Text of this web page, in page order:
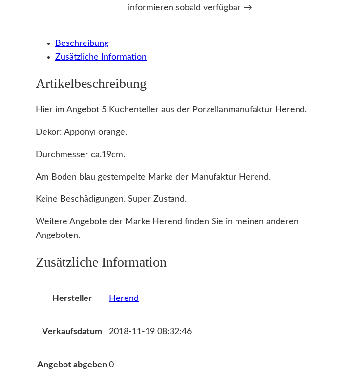
informieren sobald verfügbar →
Beschreibung
Zusätzliche Information
Artikelbeschreibung
Hier im Angebot 5 Kuchenteller aus der Porzellanmanufaktur Herend.
Dekor: Apponyi orange.
Durchmesser ca.19cm.
Am Boden blau gestempelte Marke der Manufaktur Herend.
Keine Beschädigungen. Super Zustand.
Weitere Angebote der Marke Herend finden Sie in meinen anderen
Angeboten.
Zusätzliche Information
Hersteller Herend
Verkaufsdatum 2018-11-19 08:32:46
Angebot abgeben 0